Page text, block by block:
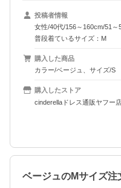
投稿者情報
女性/40代/156～160cm/51～
普段着ているサイズ：M
購入した商品
カラー/ベージュ、サイズ/S
購入したストア
cinderellaドレス通販ヤフー